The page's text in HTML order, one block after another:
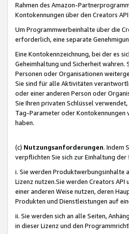
Rahmen des Amazon-
Kontokennungen über den Creators
Um Programmwerbeinhalte über die
erforderlich, eine separate
Eine Kontokennzeichnung, bei der es
Geheimhaltung und Sicherheit
Personen oder Organisationen
Sie sind für alle Aktivitäten
oder einer anderen Person oder
Sie Ihren privaten Schlüssel
Tag-Parameter oder Kontokennungen
haben.
(c) Nutzungsanforderungen. Indem
verpflichten Sie sich zur Einhaltung
i. Sie werden Produktwerbungsinhalte
Lizenz nutzen.Sie werden Creators
einer anderen Weise nutzen, deren
Produkten und Dienstleistungen auf
ii. Sie werden sich an alle Seiten,
in dieser Lizenz und den